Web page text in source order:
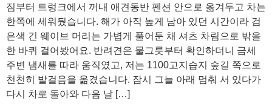
짐부터 트렁크에서 꺼내 애견동반 펜션 안으로 옮겨두고 차는
한쪽에 세워뒀습니다. 해가 아직 높게 남아 있던 시간이라 검
은색 긴 웨이브 머리는 가볍게 풀어둔 채 셔츠 차림으로 밖을
한 바퀴 걸어봤어요. 반려견은 물그릇부터 확인하더니 금세
주변 냄새를 따라 움직였고, 저는 1100고지습지 숲길 쪽으로
천천히 발걸음을 옮겼습니다. 잠시 그늘 아래 멈춰 서 있다가
다시 차로 돌아와 다음 날 […]